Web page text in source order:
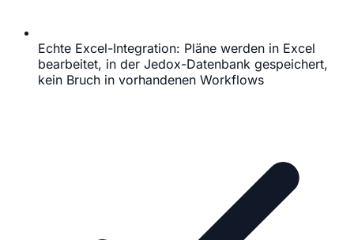
Echte Excel-Integration: Pläne werden in Excel
bearbeitet, in der Jedox-Datenbank gespeichert,
kein Bruch in vorhandenen Workflows